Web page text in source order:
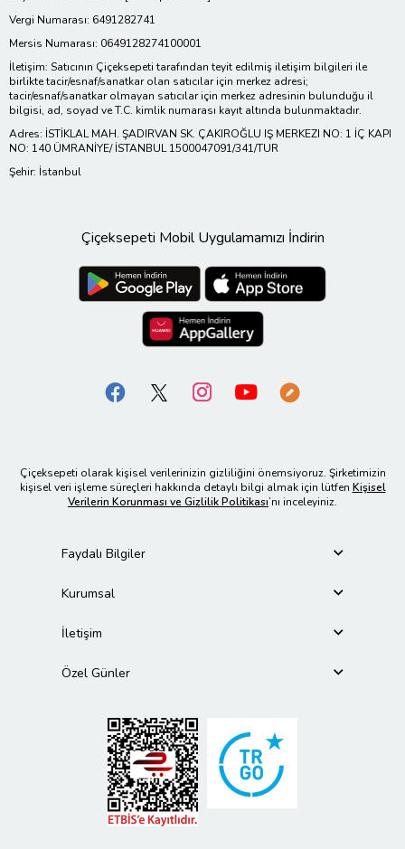
Vergi Numarası: 6491282741
Mersis Numarası: 0649128274100001
İletişim: Satıcının Çiçeksepeti tarafından teyit edilmiş iletişim bilgileri ile
birlikte tacir/esnaf/sanatkar olan satıcılar için merkez adresi;
tacir/esnaf/sanatkar olmayan satıcılar için merkez adresinin bulunduğu il
bilgisi, ad, soyad ve T.C. kimlik numarası kayıt altında bulunmaktadır.
Adres: İSTİKLAL MAH. ŞADIRVAN SK. ÇAKIROĞLU IŞ MERKEZI NO: 1 İÇ KAPI
NO: 140 ÜMRANİYE/ İSTANBUL 1500047091/341/TUR
Şehir: İstanbul
Çiçeksepeti Mobil Uygulamamızı İndirin
Çiçeksepeti olarak kişisel verilerinizin gizliliğini önemsiyoruz. Şirketimizin
kişisel veri işleme süreçleri hakkında detaylı bilgi almak için lütfen Kişisel
Verilerin Korunması ve Gizlilik Politikası’nı inceleyiniz.
Faydalı Bilgiler
Kurumsal
İletişim
Özel Günler